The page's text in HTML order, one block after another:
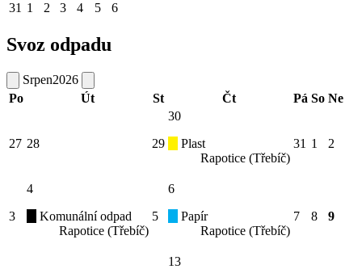
31 1 2 3 4 5 6
Svoz odpadu
Srpen2026
Po
Út St Čt Pá So Ne
27 28 29
30
Plast
Rapotice (Třebíč)
31 1 2
3
4
Komunální odpad
Rapotice (Třebíč)
5
6
Papír
Rapotice (Třebíč)
7 8 9
13